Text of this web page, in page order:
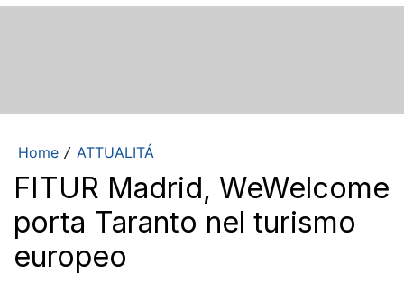
Home / ATTUALITÁ
FITUR Madrid, WeWelcome
porta Taranto nel turismo
europeo